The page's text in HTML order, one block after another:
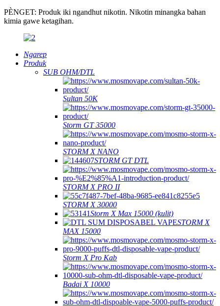
PÈNGET: Produk iki ngandhut nikotin. Nikotin minangka bahan
kimia gawe ketagihan.
Ngarep
Produk
SUB OHM/DTL
Sultan 50K
Storm GT 35000
STORM X NANO
STORM GT DTL
STORM X PRO II
STORM X 30000
Storm X Max 15000 (kulit)
STORM X
MAX 15000
Storm X Pro Kab
Badai X 10000